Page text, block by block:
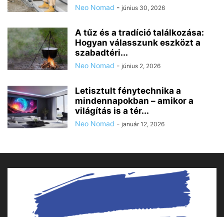
Neo Nomad - június 30, 2026
A tűz és a tradíció találkozása:
Hogyan válasszunk eszközt a
szabadtéri...
Neo Nomad - június 2, 2026
Letisztult fénytechnika a
mindennapokban – amikor a
világítás is a tér...
Neo Nomad - január 12, 2026